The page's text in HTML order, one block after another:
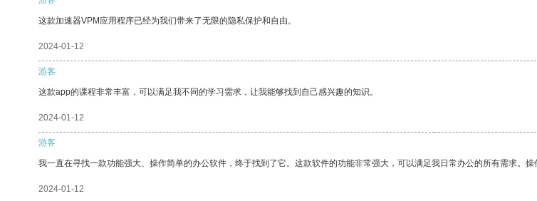
这款加速器VPM应用程序已经为我们带来了无限的隐私保护和自由。
2024-01-12
游客
这款app的课程非常丰富，可以满足我不同的学习需求，让我能够找到自己感兴趣的知识。
2024-01-12
游客
我一直在寻找一款功能强大、操作简单的办公软件，终于找到了它。这款软件的功能非常强大，可以满足我日常办公的所有需求。操
2024-01-12